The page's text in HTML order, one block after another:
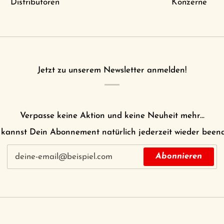
Distributoren Konzerne
Jetzt zu unserem Newsletter anmelden!
Verpasse keine Aktion und keine Neuheit mehr...
Dein Abonnement natürlich jederzeit wieder
Abonnieren